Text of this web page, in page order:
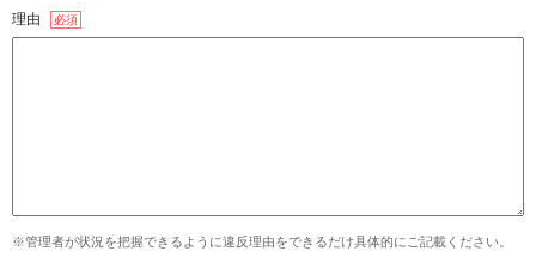
理由 必須
※管理者が状況を把握できるように違反理由をできるだけ具体的にご記載ください。